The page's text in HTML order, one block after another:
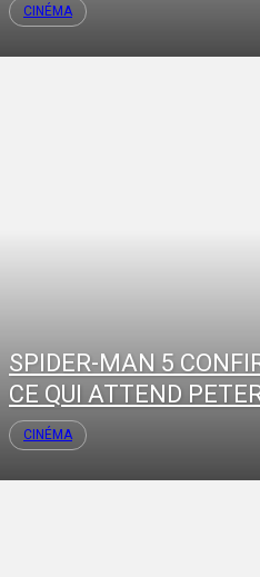
CINÉMA
SPIDER-MAN 5
CE QUI ATTEND
CINÉMA